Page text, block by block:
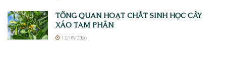
TỔNG QUAN HOẠT CHẤT SINH HỌC CÂY
XÁO TAM PHÂN
12/05/2026